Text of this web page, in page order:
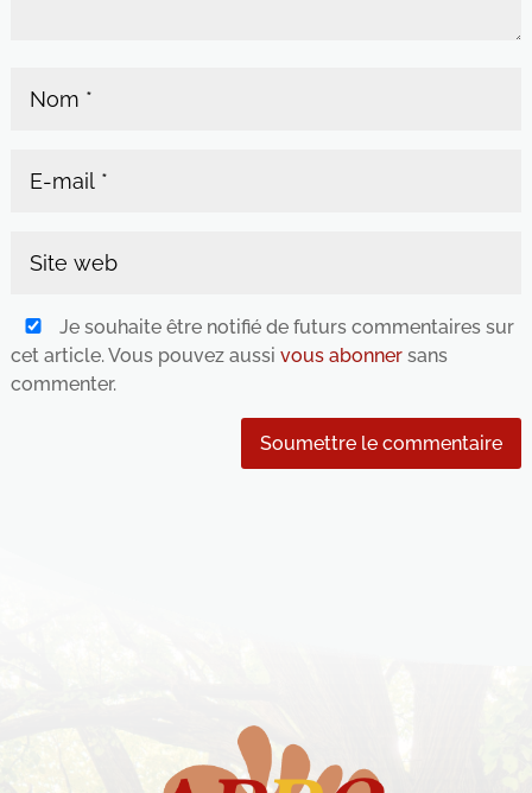
Je souhaite être notifié de futurs commentaires sur
cet article. Vous pouvez aussi vous abonnersans
commenter.
Soumettre le commentaire